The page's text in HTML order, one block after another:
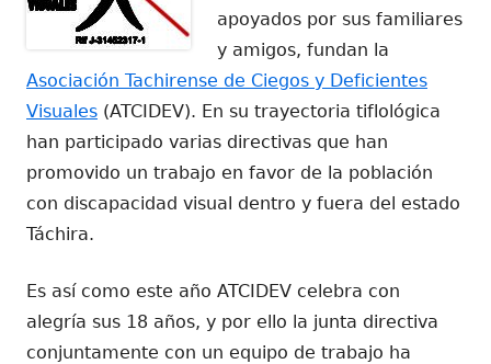
apoyados por sus familiares
y amigos, fundan la
Asociación Tachirense de Ciegos y Deficientes
Visuales (ATCIDEV). En su trayectoria tiflológica
han participado varias directivas que han
promovido un trabajo en favor de la población
con discapacidad visual dentro y fuera del estado
Táchira.
Es así como este año ATCIDEV celebra con
alegría sus 18 años, y por ello la junta directiva
conjuntamente con un equipo de trabajo ha